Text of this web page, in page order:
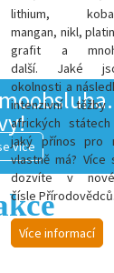
lithium,
mangan, nikl,
grafit a
další. Jaké
okolnosti a
intenzivní
afrických
jaký přínos pro
vlastně má? Více
dozvíte v
čísle Přírodovědců.
Více informací
více